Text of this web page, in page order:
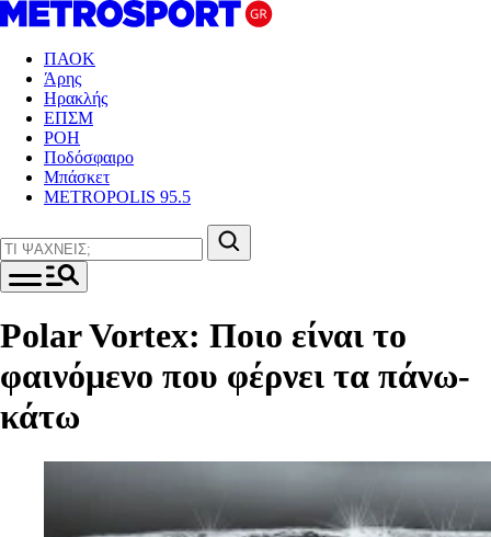
ΠΑΟΚ
Άρης
Ηρακλής
ΕΠΣΜ
ΡΟΗ
Ποδόσφαιρο
Μπάσκετ
METROPOLIS 95.5
Polar Vortex: Ποιο είναι το
φαινόμενο που φέρνει τα πάνω-
κάτω